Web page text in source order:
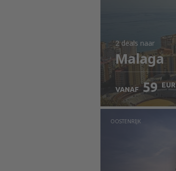
2 deals naar
Malaga
VANAF 59 EUR
OOSTENRIJK